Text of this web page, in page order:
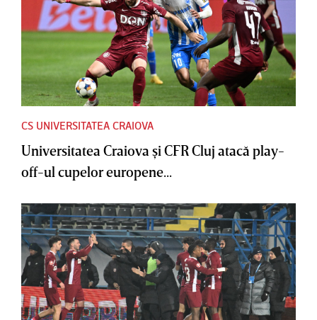
CS UNIVERSITATEA CRAIOVA
Universitatea Craiova şi CFR Cluj atacă play-
off-ul cupelor europene...